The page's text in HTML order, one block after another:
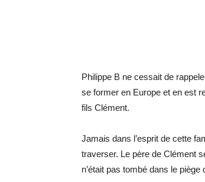
Philippe B ne cessait de
se former en Europe et en est
fils Clément.
Jamais dans l’esprit de cette
traverser. Le père de Clément
n’était pas tombé dans le